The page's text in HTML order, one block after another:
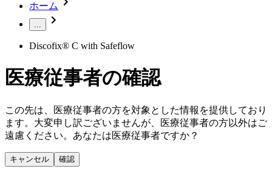
ホーム
...
Discofix® C with Safeflow
医療従事者の確認
この先は、医療従事者の方を対象とした情報を提供しており
ます。大変申し訳ございませんが、医療従事者の方以外はご
遠慮ください。あなたは医療従事者ですか？
キャンセル 確認